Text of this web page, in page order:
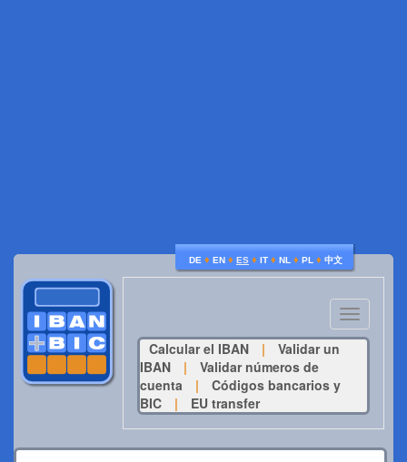
DE ♦ EN ♦ ES ♦ IT ♦ NL ♦ PL ♦ 中文
Toggle
navigation
Calcular el IBAN
|
Validar un
IBAN
|
Validar números de
cuenta
|
Códigos bancarios y
BIC
| EU transfer